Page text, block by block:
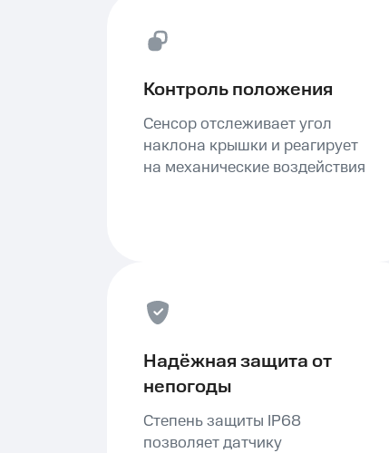
Контроль положения
Сенсор отслеживает угол
наклона крышки и реагирует
на механические воздействия
Надёжная защита от
непогоды
Степень защиты IP68
позволяет датчику